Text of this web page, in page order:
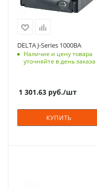
Да
10.4
Входное напряжение
230
Универсальный
(rack / tower)
DELTA J-Series 1000ВА
Наличие и цену товара
уточняйте в день заказа
1 301.63 руб./шт
КУПИТЬ